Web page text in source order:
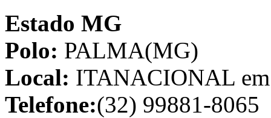
Estado MG
Polo: PALMA(MG)
Local: ITANACIONAL
Telefone:(32) 99881-8065